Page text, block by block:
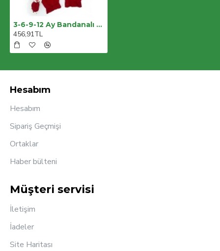
3-6-9-12 Ay Bandanalı Piti Kalp Baskılı Salopet Görünümlü 2li Kız Bebek Takımı
456,91TL
Hesabım
Hesabım
Sipariş Geçmişi
Ortaklar
Haber bülteni
Müşteri servisi
İletişim
İadeler
Site Haritası